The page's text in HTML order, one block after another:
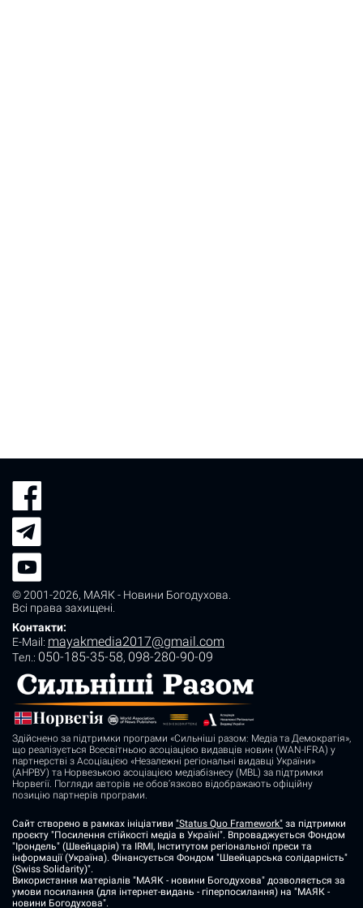
© 2001-2026, МАЯК - Новини Богодухова
Всі права захищені.
Контакти:
E-Mail: mayakmedia2017@gmail.com
Tел.: 050-185-35-58, 098-280-90-09
Здійснено за підтримки програми «Сильніші разом: Медіа та Демократія»,
що реалізується Всесвітньою асоціацією видавців новин (WAN-IFRA) у
партнерстві з Асоціацією «Незалежні регіональні видавці України»
(АНРВУ) та Норвезькою асоціацією медіабізнесу (MBL) за підтримки
Норвегії. Погляди авторів не обов’язково відображають офіційну
позицію партнерів програми.
Сайт створено в рамках ініціативи "Status Quo Framework" за підтримки
проєкту "Посилення стійкості медіа в Україні". Впроваджується Фондом
"Ірондель" (Швейцарія) та IRMI, Інститутом регіональної преси та
інформації (Україна). Фінансується Фондом "Швейцарська солідарність"
(Swiss Solidarity)".
Використання матеріалів "МАЯК - новини Богодухова" дозволяється за
умови посилання (для інтернет-видань - гіперпосилання) на "МАЯК -
новини Богодухова".